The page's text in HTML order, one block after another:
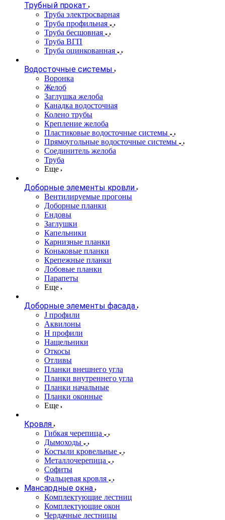
Трубный прокат
Труба электросварная
Труба профильная
Труба бесшовная
Труба ВГП
Труба оцинкованная
Водосточные системы
Воронка
Желоб
Заглушка желоба
Канадка водосточная
Колено трубы
Крепление желоба
Пластиковые водосточные системы
Прямоугольные водосточные системы
Соединитель желоба
Труба
Еще
Доборные элементы кровли
Вентилируемые прогоны
Доборные планки
Ендовы
Заглушки
Капельники
Карнизные планки
Коньковые планки
Крепежные планки
Лобовые планки
Парапеты
Еще
Доборные элементы фасада
J профили
Аквилоны
Н профили
Нащельники
Откосы
Отливы
Планки внешнего угла
Планки внутреннего угла
Планки начальные
Планки оконные
Еще
Кровля
Гибкая черепица
Дымоходы
Костыли кровельные
Металлочерепица
Софиты
Фальцевая кровля
Мансардные окна
Комплектующие лестниц
Комплектующие окон
Чердачные лестницы